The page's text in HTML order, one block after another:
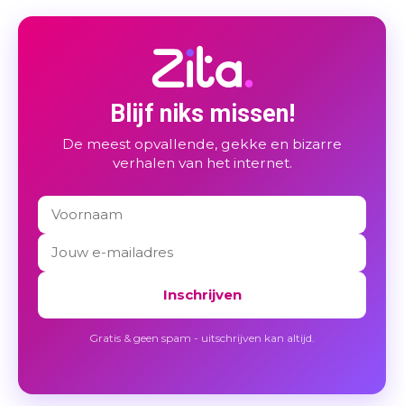
Blijf niks missen!
De meest opvallende, gekke en bizarre
verhalen van het internet.
Inschrijven
Gratis & geen spam - uitschrijven kan altijd.